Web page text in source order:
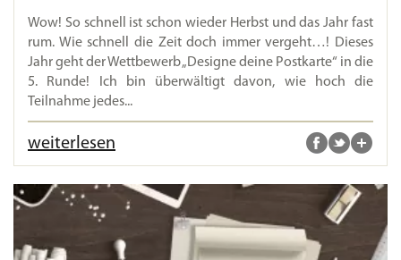
Wow! So schnell ist schon wieder Herbst und das Jahr fast
rum. Wie schnell die Zeit doch immer vergeht…! Dieses
Jahr geht der Wettbewerb „Designe deine Postkarte“ in die
5. Runde! Ich bin überwältigt davon, wie hoch die
Teilnahme jedes...
weiterlesen